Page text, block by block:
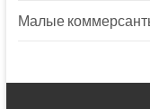
Малые